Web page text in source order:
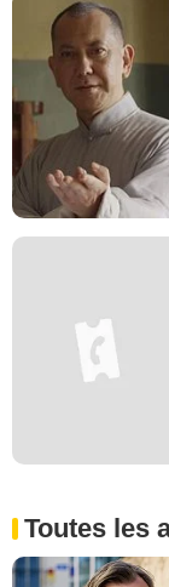
Toutes les